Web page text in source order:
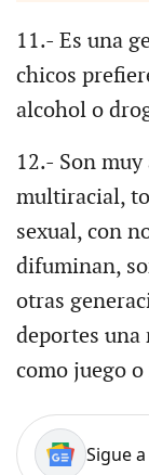
11.- Es una
chicos
alcohol o
12.- Son
multiracial,
sexual, con
difuminan,
otras
deportes una
como juego
Sigue a